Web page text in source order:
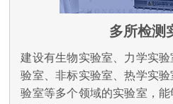
多所检测
建设有生物实验室、力学实
验室、非标实验室、热学实
验室等多个领域的实验室，